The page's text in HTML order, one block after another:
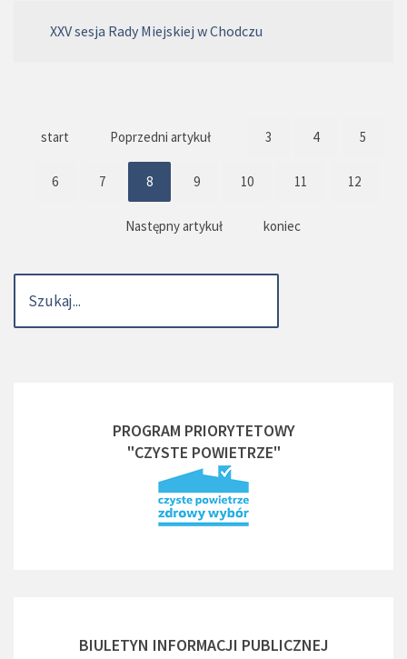
XXV sesja Rady Miejskiej w Chodczu
start Poprzedni artykuł 3 4 5
6 7 8 9 10 11 12
Następny artykuł koniec
PROGRAM PRIORYTETOWY
"CZYSTE POWIETRZE"
BIULETYN INFORMACJI PUBLICZNEJ